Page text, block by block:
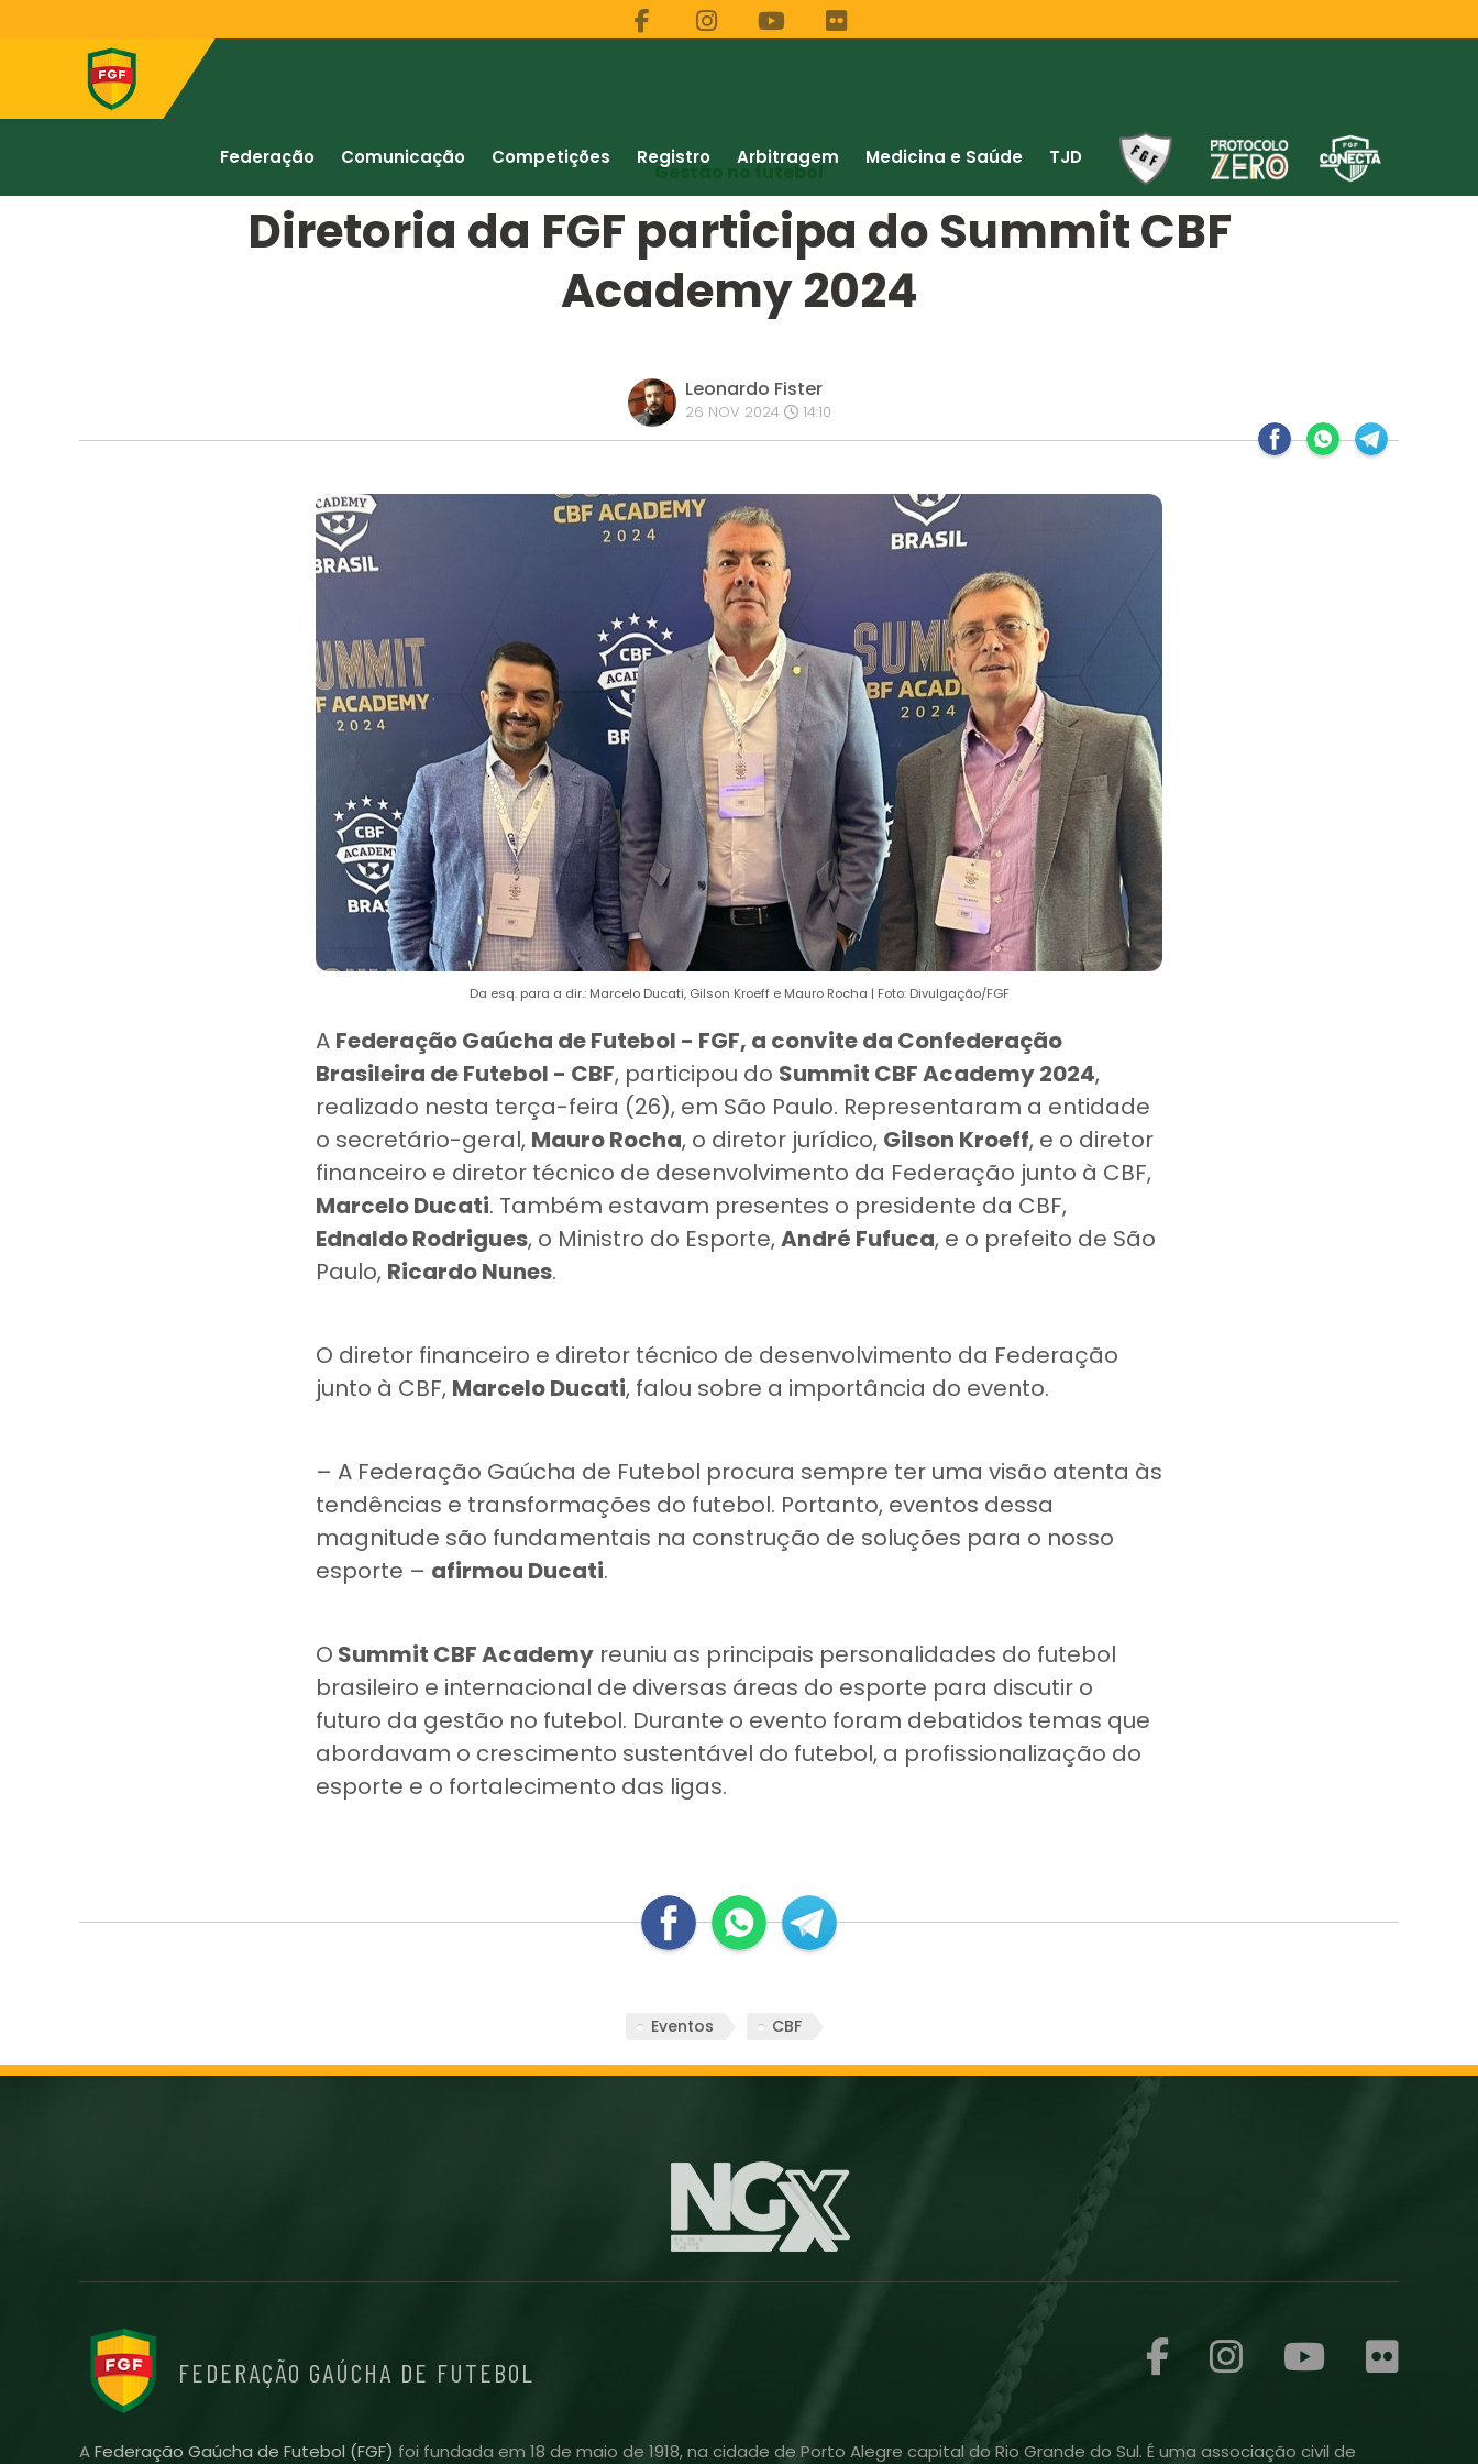
Federação Comunicação Competições Registro Arbitragem Medicina e Saúde TJD
Gestão no futebol
Diretoria da FGF participa do Summit CBF
Academy 2024
Leonardo Fister
26 NOV 2024 14:10
Da esq. para a dir.: Marcelo Ducati, Gilson Kroeff e Mauro Rocha | Foto: Divulgação/FGF
A Federação Gaúcha de Futebol - FGF, a convite da Confederação
Brasileira de Futebol - CBF, participou do Summit CBF Academy 2024,
realizado nesta terça-feira (26), em São Paulo. Representaram a entidade
o secretário-geral, Mauro Rocha, o diretor jurídico, Gilson Kroeff, e o diretor
financeiro e diretor técnico de desenvolvimento da Federação junto à CBF,
Marcelo Ducati. Também estavam presentes o presidente da CBF,
Ednaldo Rodrigues, o Ministro do Esporte,André Fufuca, e o prefeito de São
Paulo, Ricardo Nunes.
O diretor financeiro e diretor técnico de desenvolvimento da Federação
junto à CBF, Marcelo Ducati, falou sobre a importância do evento.
– A Federação Gaúcha de Futebol procura sempre ter uma visão atenta às
tendências e transformações do futebol. Portanto, eventos dessa
magnitude são fundamentais na construção de soluções para o nosso
esporte – afirmou Ducati.
O Summit CBF Academy reuniu as principais personalidades do futebol
brasileiro e internacional de diversas áreas do esporte para discutir o
futuro da gestão no futebol. Durante o evento foram debatidos temas que
abordavam o crescimento sustentável do futebol, a profissionalização do
esporte e o fortalecimento das ligas.
Eventos CBF
FEDERAÇÃO GAÚCHA DE FUTEBOL
AFederação Gaúcha de Futebol (FGF) foi fundada em 18 de maio de 1918, na cidade de Porto Alegre capital do Rio Grande do Sul. É uma associação civil de